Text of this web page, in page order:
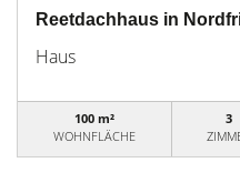
Reetdachhaus in
Haus
100 m²
WOHNFLÄCHE
3